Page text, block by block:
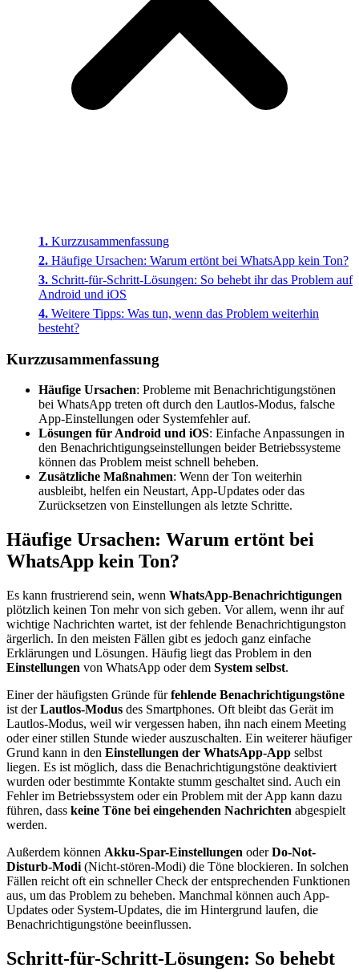
Kurzzusammenfassung
Häufige Ursachen: Warum ertönt bei WhatsApp kein Ton?
Schritt-für-Schritt-Lösungen: So behebt ihr das Problem auf
Android und iOS
Weitere Tipps: Was tun, wenn das Problem weiterhin
besteht?
Kurzzusammenfassung
Häufige Ursachen: Probleme mit Benachrichtigungstönen
bei WhatsApp treten oft durch den Lautlos-Modus, falsche
App-Einstellungen oder Systemfehler auf.
Lösungen für Android und iOS: Einfache Anpassungen in
den Benachrichtigungseinstellungen beider Betriebssysteme
können das Problem meist schnell beheben.
Zusätzliche Maßnahmen: Wenn der Ton weiterhin
ausbleibt, helfen ein Neustart, App-Updates oder das
Zurücksetzen von Einstellungen als letzte Schritte.
Häufige Ursachen: Warum ertönt bei
WhatsApp kein Ton?
Es kann frustrierend sein, wenn WhatsApp-Benachrichtigungen
plötzlich keinen Ton mehr von sich geben. Vor allem, wenn ihr auf
wichtige Nachrichten wartet, ist der fehlende Benachrichtigungston
ärgerlich. In den meisten Fällen gibt es jedoch ganz einfache
Erklärungen und Lösungen. Häufig liegt das Problem in den
Einstellungen von WhatsApp oder dem System selbst.
Einer der häufigsten Gründe fürfehlende Benachrichtigungstöne
ist derLautlos-Modus des Smartphones. Oft bleibt das Gerät im
Lautlos-Modus, weil wir vergessen haben, ihn nach einem Meeting
oder einer stillen Stunde wieder auszuschalten. Ein weiterer häufiger
Grund kann in den Einstellungen der WhatsApp-App selbst
liegen. Es ist möglich, dass die Benachrichtigungstöne deaktiviert
wurden oder bestimmte Kontakte stumm geschaltet sind. Auch ein
Fehler im Betriebssystem oder ein Problem mit der App kann dazu
führen, dass keine Töne bei eingehenden Nachrichten abgespielt
werden.
Außerdem können Akku-Spar-Einstellungen oderDo-Not-
Disturb-Modi (Nicht-stören-Modi) die Töne blockieren. In solchen
Fällen reicht oft ein schneller Check der entsprechenden Funktionen
aus, um das Problem zu beheben. Manchmal können auch App-
Updates oder System-Updates, die im Hintergrund laufen, die
Benachrichtigungstöne beeinflussen.
Schritt-für-Schritt-Lösungen: So behebt